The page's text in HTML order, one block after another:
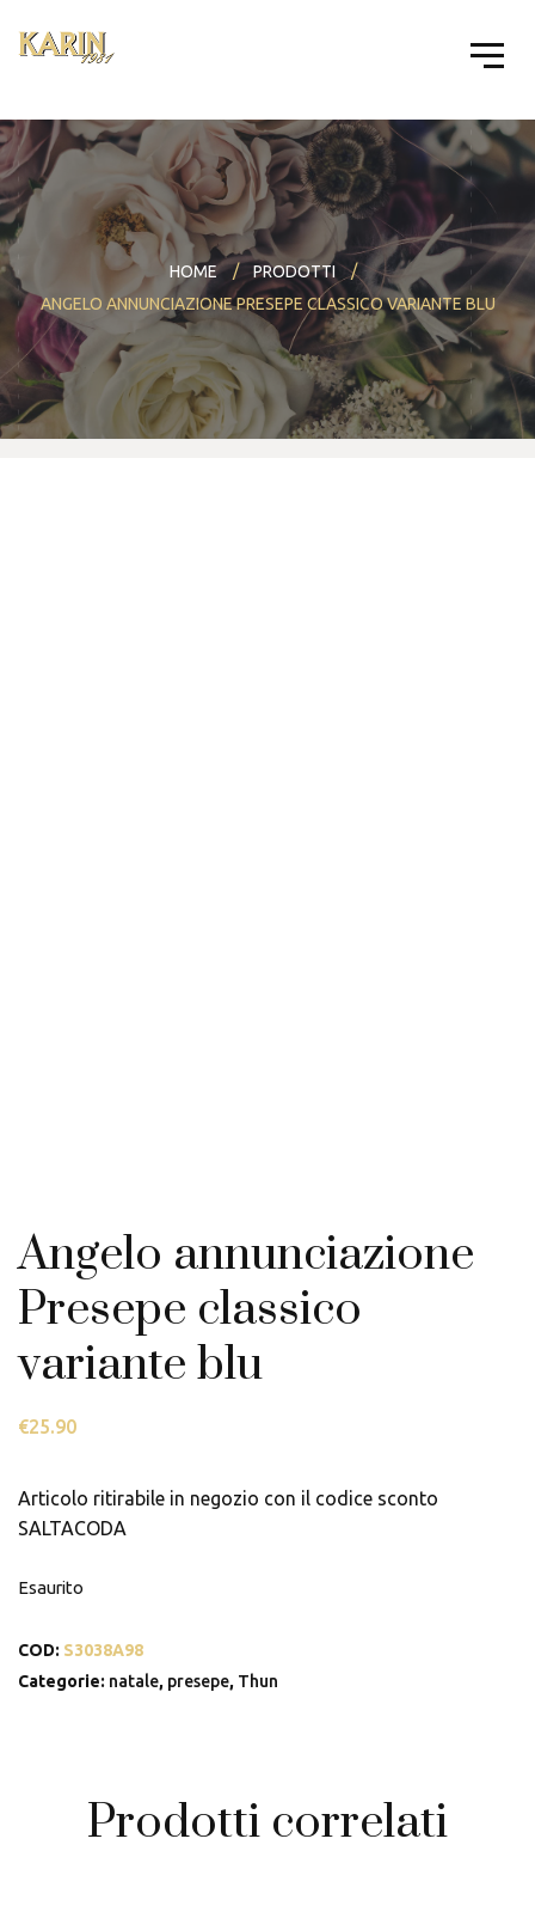
HOME
PRODOTTI
ANGELO ANNUNCIAZIONE PRESEPE CLASSICO VARIANTE BLU
Angelo annunciazione
Presepe classico
variante blu
€25.90
Articolo ritirabile in negozio con il codice sconto
SALTACODA
Esaurito
COD: S3038A98
Categorie: natale, presepe, Thun
Prodotti correlati